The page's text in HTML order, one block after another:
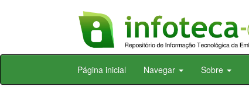
Skip
Página inicial Navegar Sobre